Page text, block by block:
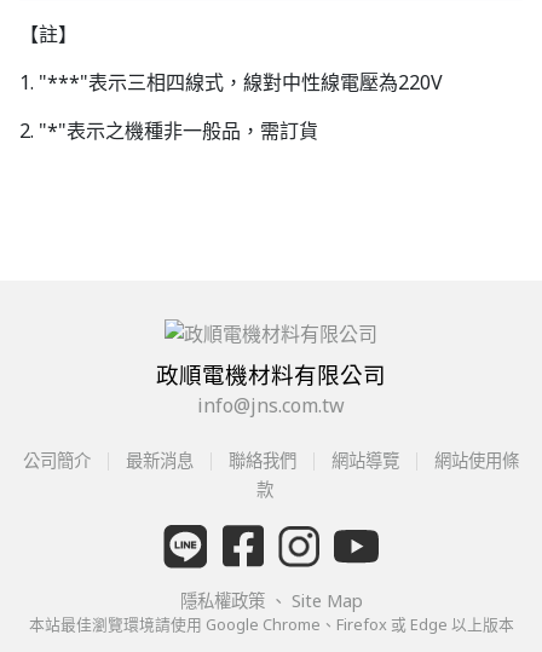
【註】
1. "***"表示三相四線式，線對中性線電壓為220V
2. "*"表示之機種非一般品，需訂貨
政順電機材料有限公司
info@jns.com.tw
公司簡介 最新消息 聯絡我們 網站導覽
網站使用條
款
隱私權政策 、 Site Map
本站最佳瀏覽環境請使用 Google Chrome、Firefox 或 Edge 以上版本